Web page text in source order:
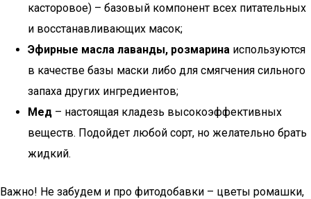
касторовое) – базовый компонент всех питательных
и восстанавливающих масок;
Эфирные масла лаванды, розмарина используются
в качестве базы маски либо для смягчения сильного
запаха других ингредиентов;
Мед – настоящая кладезь высокоэффективных
веществ. Подойдет любой сорт, но желательно брать
жидкий.
Важно! Не забудем и про фитодобавки – цветы ромашки,